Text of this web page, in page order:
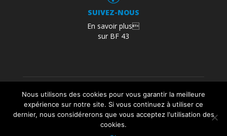
SUIVEZ-NOUS
En savoir plus
sur BF 43
Mentions légales
Politique de confidentialité
Plan du site
Création :agence studio N°3
Nous utilisons des cookies pour vous garantir la meilleure
expérience sur notre site. Si vous continuez à utiliser ce
dernier, nous considérerons que vous acceptez l'utilisation des
cookies.